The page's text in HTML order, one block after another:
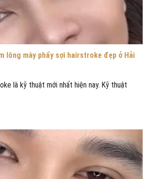
lông mày phẩy sợi hairstroke đẹp ở Hải
là kỹ thuật mới nhất hiện nay. Kỹ thuật